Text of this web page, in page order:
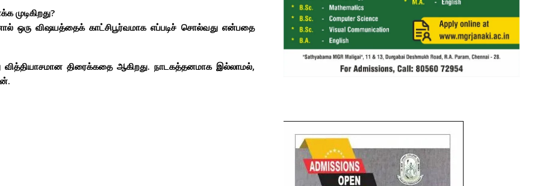
ஒரு விஷயத்தைக் காட்சிபூர்வமாக எப்படிச் சொல்வது என்பதை
திரைக்கதை ஆகிறது. நாடகத்தனமாக இல்லாமல்,